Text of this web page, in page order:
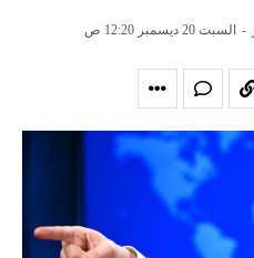
- السبت 20 ديسمبر 12:20 ص